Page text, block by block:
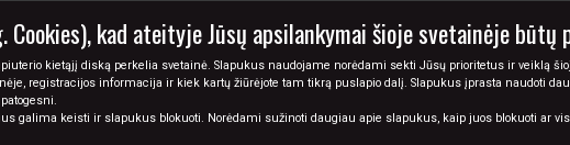
PAVEIKSLŲ KOLEKCIJOS
TAPYBOS ŽODYNAS A-Ž
kad ateityje Jūsų apsilankymai šioje svetainėje būtų
kietąjį diską perkelia svetainė. Slapukus naudojame norėdami sekti Jūsų prioritetus ir veiklą
registracijos informacija ir kiek kartų žiūrėjote tam tikrą puslapio dalį. Slapukus įprasta naudoti
galima keisti ir slapukus blokuoti. Norėdami sužinoti daugiau apie slapukus, kaip juos blokuoti ar